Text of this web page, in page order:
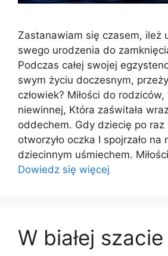
Zastanawiam się czasem, ileż
swego urodzenia do
Podczas całej swojej
swym życiu doczesnym,
człowiek? Miłości do
niewinnej, Która zaświtała
oddechem. Gdy dziecię po raz
otworzyło oczka I spojrzało na
dziecinnym uśmiechem.
Dowiedz się więcej
W białej szacie